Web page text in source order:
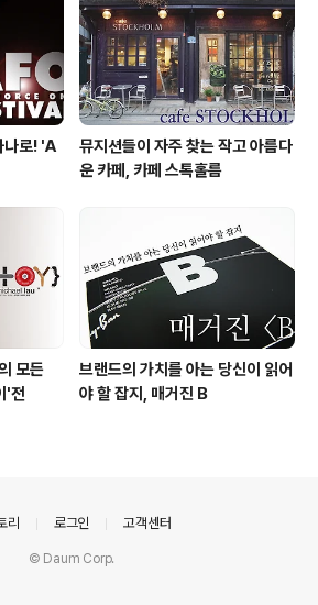
나로! 'A
뮤지션들이 자주 찾는 작고 아름다
운 카페, 카페 스톡홀름
모든
'전
브랜드의 가치를 아는 당신이 읽어
야 할 잡지, 매거진 B
리 로그인 고객센터
© Daum Corp.